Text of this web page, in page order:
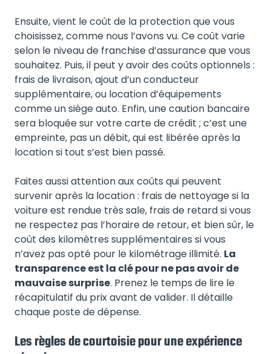
Ensuite, vient le coût de la protection que vous
choisissez, comme nous l’avons vu. Ce coût varie
selon le niveau de franchise d’assurance que vous
souhaitez. Puis, il peut y avoir des coûts optionnels :
frais de livraison, ajout d’un conducteur
supplémentaire, ou location d’équipements
comme un siège auto. Enfin, une caution bancaire
sera bloquée sur votre carte de crédit ; c’est une
empreinte, pas un débit, qui est libérée après la
location si tout s’est bien passé.
Faites aussi attention aux coûts qui peuvent
survenir après la location : frais de nettoyage si la
voiture est rendue très sale, frais de retard si vous
ne respectez pas l’horaire de retour, et bien sûr, le
coût des kilomètres supplémentaires si vous
n’avez pas opté pour le kilométrage illimité. La
transparence est la clé pour ne pas avoir de
mauvaise surprise. Prenez le temps de lire le
récapitulatif du prix avant de valider. Il détaille
chaque poste de dépense.
Les règles de courtoisie pour une expérience